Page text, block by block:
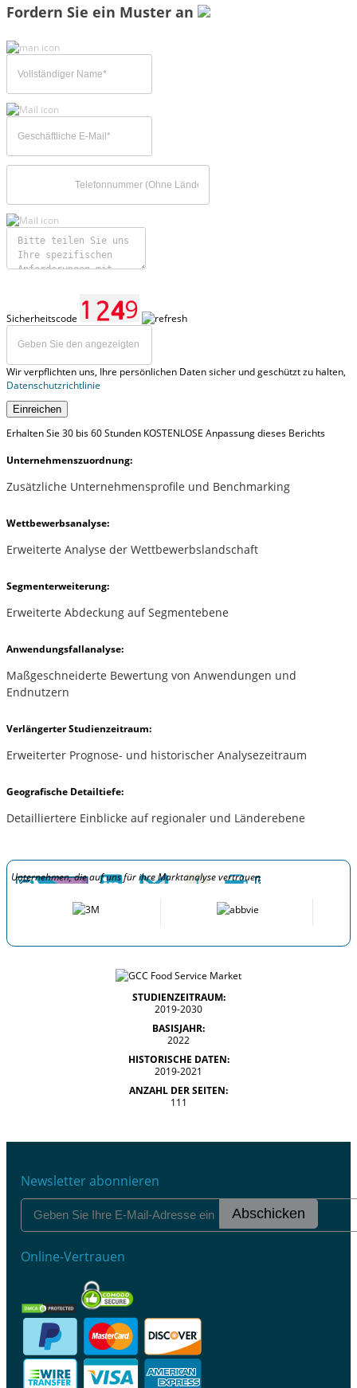
Fordern Sie ein Muster an
Sicherheitscode
Wir verpflichten uns, Ihre persönlichen Daten sicher und geschützt zu halten,
Datenschutzrichtlinie
Einreichen
Erhalten Sie 30 bis 60 Stunden KOSTENLOSE Anpassung dieses Berichts
Unternehmenszuordnung:
Zusätzliche Unternehmensprofile und Benchmarking
Wettbewerbsanalyse:
Erweiterte Analyse der Wettbewerbslandschaft
Segmenterweiterung:
Erweiterte Abdeckung auf Segmentebene
Anwendungsfallanalyse:
Maßgeschneiderte Bewertung von Anwendungen und
Endnutzern
Verlängerter Studienzeitraum:
Erweiterter Prognose- und historischer Analysezeitraum
Geografische Detailtiefe:
Detailliertere Einblicke auf regionaler und Länderebene
Unternehmen, die auf uns für ihre Marktanalyse vertrauen
STUDIENZEITRAUM:
2019-2030
BASISJAHR:
2022
HISTORISCHE DATEN:
2019-2021
ANZAHL DER SEITEN:
111
Newsletter abonnieren
Abschicken
Online-Vertrauen